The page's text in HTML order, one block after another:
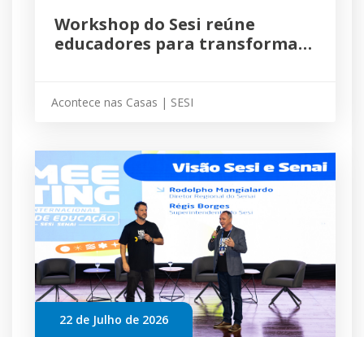
Workshop do Sesi reúne
educadores para transformar
Acontece nas Casas | SESI
22 de Julho de 2026